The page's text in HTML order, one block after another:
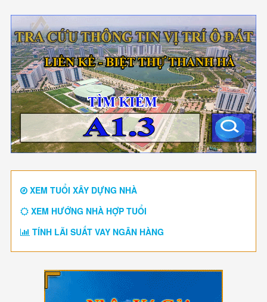
XEM TUỔI XÂY DỰNG NHÀ
XEM HƯỚNG NHÀ HỢP TUỔI
TÍNH LÃI SUẤT VAY NGÂN HÀNG